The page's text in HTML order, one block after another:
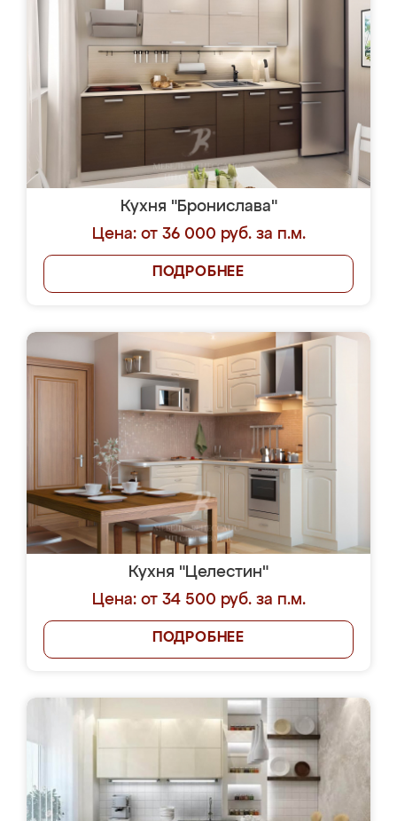
Кухня "Бронислава"
Цена: от 36 000 руб. за п.м.
ПОДРОБНЕЕ
Кухня "Целестин"
Цена: от 34 500 руб. за п.м.
ПОДРОБНЕЕ